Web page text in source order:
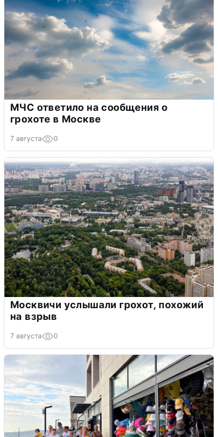
МЧС ответило на сообщения о
грохоте в Москве
7 августа 0
Москвичи услышали грохот, похожий
на взрыв
7 августа 0